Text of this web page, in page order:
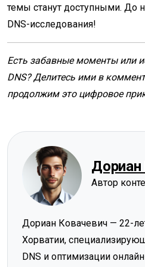
темы станут доступными. До
DNS-исследования!
Есть забавные моменты или
DNS? Делитесь ими в
продолжим это цифровое
Дориан
Автор
Дориан Ковачевич — 22-
Хорватии,
DNS и оптимизации